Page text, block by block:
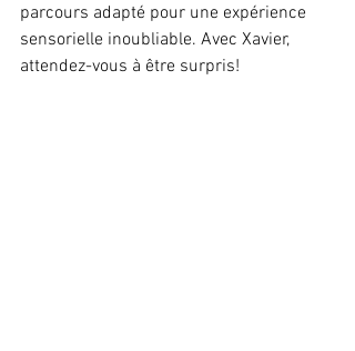
parcours adapté pour une expérience
sensorielle inoubliable. Avec Xavier,
attendez-vous à être surpris!